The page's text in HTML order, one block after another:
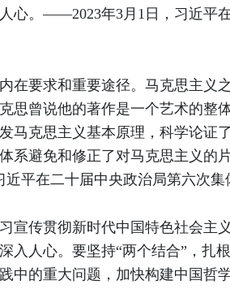
心。——2023年3月1日，习近平
在要求和重要途径。马克思主
思曾说他的著作是一个艺术的整
马克思主义基本原理，科学论证
系避免和修正了对马克思主义的
平在二十届中央政治局第六次集
宣传贯彻新时代中国特色社会
入人心。要坚持“两个结合”，扎
中的重大问题，加快构建中国